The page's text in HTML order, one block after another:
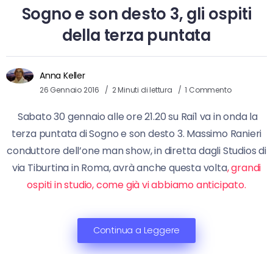
Sogno e son desto 3, gli ospiti
della terza puntata
Anna Keller
26 Gennaio 2016 2 Minuti di lettura 1 Commento
Sabato 30 gennaio alle ore 21.20 su Rai1 va in onda la
terza puntata di Sogno e son desto 3. Massimo Ranieri
conduttore dell’one man show, in diretta dagli Studios di
via Tiburtina in Roma, avrà anche questa volta, grandi
ospiti in studio, come già vi abbiamo anticipato.
Continua a Leggere